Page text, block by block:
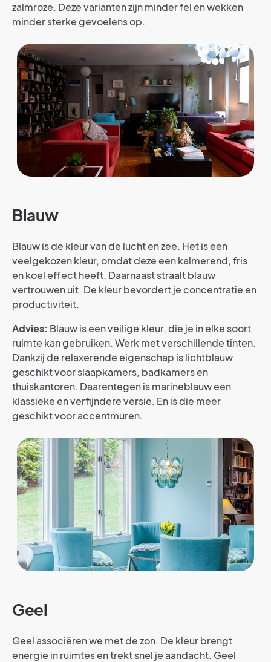
zalmroze. Deze varianten zijn minder fel en wekken
minder sterke gevoelens op.
Blauw
Blauw is de kleur van de lucht en zee. Het is een
veelgekozen kleur, omdat deze een kalmerend, fris
en koel effect heeft. Daarnaast straalt blauw
vertrouwen uit. De kleur bevordert je concentratie en
productiviteit.
Advies: Blauw is een veilige kleur, die je in elke soort
ruimte kan gebruiken. Werk met verschillende tinten.
Dankzij de relaxerende eigenschap is lichtblauw
geschikt voor slaapkamers, badkamers en
thuiskantoren. Daarentegen is marineblauw een
klassieke en verfijndere versie. En is die meer
geschikt voor accentmuren.
Geel
Geel associëren we met de zon. De kleur brengt
energie in ruimtes en trekt snel je aandacht. Geel